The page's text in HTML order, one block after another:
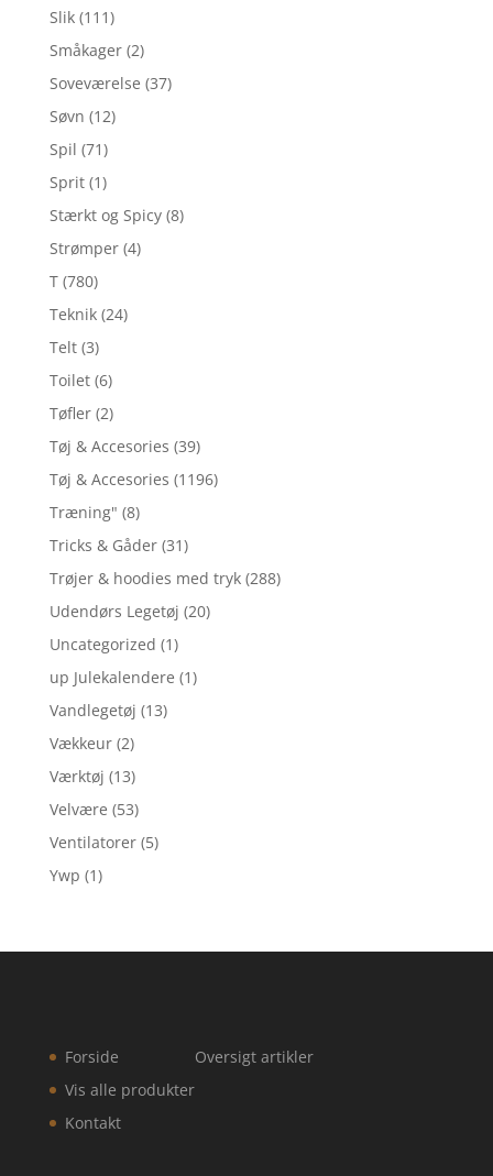
Slik (111)
Småkager (2)
Soveværelse (37)
Søvn (12)
Spil (71)
Sprit (1)
Stærkt og Spicy (8)
Strømper (4)
T (780)
Teknik (24)
Telt (3)
Toilet (6)
Tøfler (2)
Tøj & Accesories (39)
Tøj & Accesories (1196)
Træning" (8)
Tricks & Gåder (31)
Trøjer & hoodies med tryk (288)
Udendørs Legetøj (20)
Uncategorized (1)
up Julekalendere (1)
Vandlegetøj (13)
Vækkeur (2)
Værktøj (13)
Velvære (53)
Ventilatorer (5)
Ywp (1)
Forside
Vis alle produkter
Kontakt
Oversigt artikler